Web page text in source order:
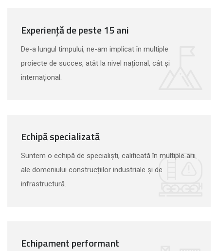
Experiență de peste 15 ani
De-a lungul timpului, ne-am implicat în multiple
proiecte de succes, atât la nivel național, cât și
internațional.
Echipă specializată
Suntem o echipă de specialiști, calificată în multiple arii
ale domeniului construcțiilor industriale și de
infrastructură.
Echipament performant